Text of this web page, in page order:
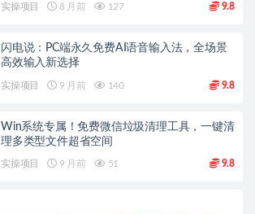
实操项目 8 月前 127 9.8
闪电说：PC端永久免费AI语音输入法，全场景
高效输入新选择
实操项目 9 月前 140 9.8
Win系统专属！免费微信垃圾清理工具，一键清
理多类型文件超省空间
实操项目 9 月前 51 9.8